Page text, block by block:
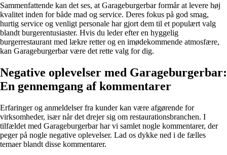
Sammenfattende kan det ses, at Garageburgerbar formår at levere høj
kvalitet inden for både mad og service. Deres fokus på god smag,
hurtig service og venligt personale har gjort dem til et populært valg
blandt burgerentusiaster. Hvis du leder efter en hyggelig
burgerrestaurant med lækre retter og en imødekommende atmosfære,
kan Garageburgerbar være det rette valg for dig.
Negative oplevelser med Garageburgerbar:
En gennemgang af kommentarer
Erfaringer og anmeldelser fra kunder kan være afgørende for
virksomheder, især når det drejer sig om restaurationsbranchen. I
tilfældet med Garageburgerbar har vi samlet nogle kommentarer, der
peger på nogle negative oplevelser. Lad os dykke ned i de fælles
temaer blandt disse kommentarer.